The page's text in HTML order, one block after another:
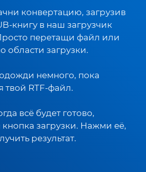
конвертацию, загрузив
книгу в наш загрузчик
перетащи файл или
области загрузки.
немного, пока
твой RTF-файл.
всё будет готово,
кнопка загрузки. Нажми её,
результат.